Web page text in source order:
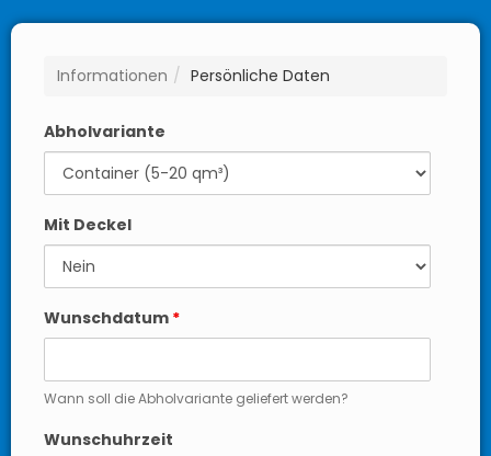
Informationen Persönliche Daten
Abholvariante
Mit Deckel
Wunschdatum *
Wann soll die Abholvariante geliefert werden?
Wunschuhrzeit